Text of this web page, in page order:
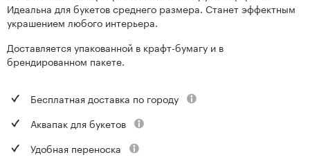
Идеальна для букетов среднего размера. Станет эффектным
украшением любого интерьера.
Доставляется упакованной в крафт-бумагу и в
брендированном пакете.
Бесплатная доставка по городу
Аквапак для букетов
Удобная переноска